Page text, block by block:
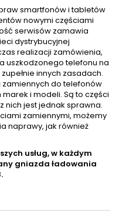
smartfonów i tabletów
nowymi częściami
serwisów zamawia
dystrybucyjnej
realizacji zamówienia,
uszkodzonego telefonu na
innych zasadach.
zamiennych do telefonów
i modeli. Są to części
nich jest jednak sprawna.
zamiennymi, możemy
naprawy, jak również
usług, w każdym
gniazda ładowania